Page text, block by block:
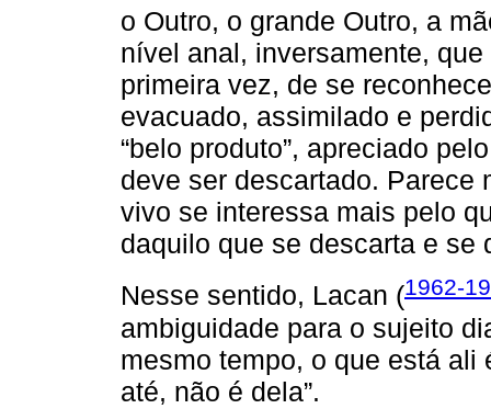
o Outro, o grande Outro, a
nível anal, inversamente,
primeira vez, de se
evacuado, assimilado e
“belo produto”, apreciado
deve ser descartado. Parece
vivo se interessa mais pelo
daquilo que se descarta e se
Nesse sentido, Lacan (1962-
ambiguidade para o sujeito
mesmo tempo, o que está
até, não é dela”.